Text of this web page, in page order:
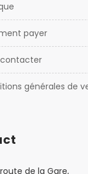
payer
contacter
générales de
de la Gare,